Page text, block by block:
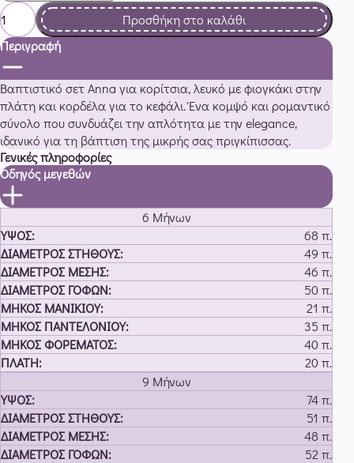
BAΠΤΙΣΤΙΚΟ
ΣΕΤ
Αnna
Προσθήκη στο καλάθι
Περιγραφή
Βαπτιστικό σετAnna για κορίτσια, λευκό με φιογκάκι στην
πλάτη και κορδέλα για το κεφάλι. Ένα κομψό και ρομαντικό
σύνολο που συνδυάζει την απλότητα με την elegance,
ιδανικό για τη βάπτιση της μικρής σας πριγκίπισσας.
Γενικές πληροφορίες
Οδηγός μεγεθών
Ύψος:
Στήθους:
ΔιάμετροςΔιάμετρος
Παντελονιού:
6 Μήνων
68 π.
49 π.
46 π.
50 π.
21 π.
35 π.
40 π.
20 π.
9 Μήνων
74 π.
51 π.
48 π.
52 π.